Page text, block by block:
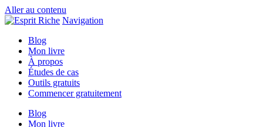
Aller au contenu
Navigation
Blog
Mon livre
À propos
Études de cas
Outils gratuits
Commencer gratuitement
Blog
Mon livre